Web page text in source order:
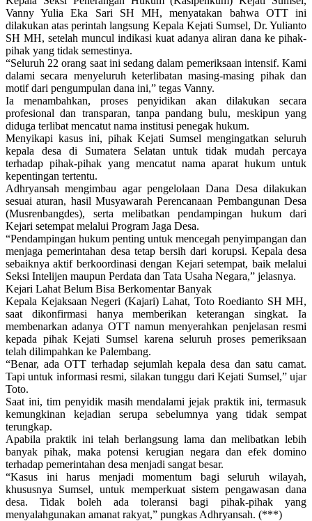
Vanny Yulia Eka Sari SH MH, menyatakan bahwa OTT ini
dilakukan atas perintah langsung Kepala Kejati Sumsel, Dr. Yulianto
SH MH, setelah muncul indikasi kuat adanya aliran dana ke pihak-
pihak yang tidak semestinya.
“Seluruh 22 orang saat ini sedang dalam pemeriksaan intensif. Kami
dalami secara menyeluruh keterlibatan masing-masing pihak dan
motif dari pengumpulan dana ini,” tegas Vanny.
Ia menambahkan, proses penyidikan akan dilakukan secara
profesional dan transparan, tanpa pandang bulu, meskipun yang
diduga terlibat mencatut nama institusi penegak hukum.
Menyikapi kasus ini, pihak Kejati Sumsel mengingatkan seluruh
kepala desa di Sumatera Selatan untuk tidak mudah percaya
terhadap pihak-pihak yang mencatut nama aparat hukum untuk
kepentingan tertentu.
Adhryansah mengimbau agar pengelolaan Dana Desa dilakukan
sesuai aturan, hasil Musyawarah Perencanaan Pembangunan Desa
(Musrenbangdes), serta melibatkan pendampingan hukum dari
Kejari setempat melalui Program Jaga Desa.
“Pendampingan hukum penting untuk mencegah penyimpangan dan
menjaga pemerintahan desa tetap bersih dari korupsi. Kepala desa
sebaiknya aktif berkoordinasi dengan Kejari setempat, baik melalui
Seksi Intelijen maupun Perdata dan Tata Usaha Negara,” jelasnya.
Kejari Lahat Belum Bisa Berkomentar Banyak
Kepala Kejaksaan Negeri (Kajari) Lahat, Toto Roedianto SH MH,
saat dikonfirmasi hanya memberikan keterangan singkat. Ia
membenarkan adanya OTT namun menyerahkan penjelasan resmi
kepada pihak Kejati Sumsel karena seluruh proses pemeriksaan
telah dilimpahkan ke Palembang.
“Benar, ada OTT terhadap sejumlah kepala desa dan satu camat.
Tapi untuk informasi resmi, silakan tunggu dari Kejati Sumsel,” ujar
Toto.
Saat ini, tim penyidik masih mendalami jejak praktik ini, termasuk
kemungkinan kejadian serupa sebelumnya yang tidak sempat
terungkap.
Apabila praktik ini telah berlangsung lama dan melibatkan lebih
banyak pihak, maka potensi kerugian negara dan efek domino
terhadap pemerintahan desa menjadi sangat besar.
“Kasus ini harus menjadi momentum bagi seluruh wilayah,
khususnya Sumsel, untuk memperkuat sistem pengawasan dana
desa. Tidak boleh ada toleransi bagi pihak-pihak yang
menyalahgunakan amanat rakyat,” pungkas Adhryansah. (***)